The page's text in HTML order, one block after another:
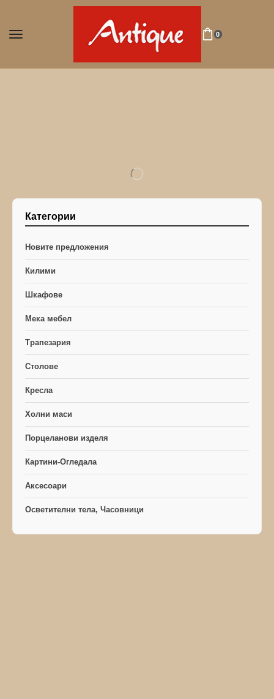
0
Категории
Новите предложения
Килими
Шкафове
Мека мебел
Трапезария
Столове
Кресла
Холни маси
Порцеланови изделя
Картини-Огледала
Аксесоари
Осветителни тела, Часовници